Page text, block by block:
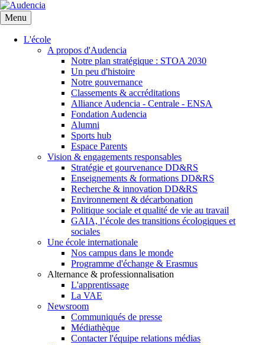
Aller
au
contenu
principal
Menu
L'école
A propos d'Audencia
Notre plan stratégique : STOA 2030
Un peu d'histoire
Notre gouvernance
Classements & accréditations
Alliance Audencia - Centrale - ENSA
Fondation Audencia
Alumni
Sports hub
Espace Parents
Vision & engagements responsables
Stratégie et gourvenance DD&RS
Enseignements & formations DD&RS
Recherche & innovation DD&RS
Environnement & décarbonation
Politique sociale et qualité de vie au travail
GAIA, l’école des transitions écologiques et
sociales
Une école internationale
Nos campus dans le monde
Programme d'échange & Erasmus
Alternance & professionnalisation
L'apprentissage
La VAE
Newsroom
Communiqués de presse
Médiathèque
Contacter l'équipe relations médias